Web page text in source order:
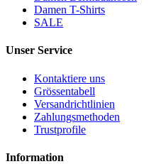
Damen T-Shirts
SALE
Unser Service
Kontaktiere uns
Grössentabell
Versandrichtlinien
Zahlungsmethoden
Trustprofile
Information